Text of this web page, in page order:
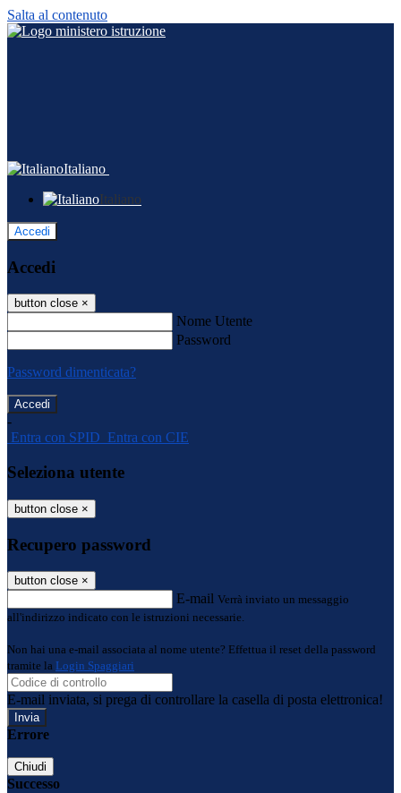
Salta al contenuto
Italiano
Italiano
Accedi
Accedi
button close ×
Nome Utente
Password
Password dimenticata?
-
Entra con SPID Entra con CIE
Seleziona utente
button close ×
Recupero password
button close ×
E-mail Verrà inviato un messaggio
all'indirizzo indicato con le istruzioni necessarie.
Non hai una e-mail associata al nome utente? Effettua il reset della password
tramite la Login Spaggiari
E-mail inviata, si prega di controllare la casella di posta elettronica!
Errore
Chiudi
Successo